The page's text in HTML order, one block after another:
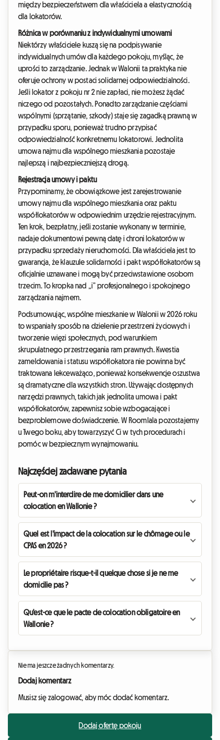
między bezpieczeństwem dla właściciela a elastycznością
dla lokatorów.
Różnica w porównaniu z indywidualnymi umowami
Niektórzy właściciele kuszą się na podpisywanie
indywidualnych umów dla każdego pokoju, myśląc, że
uprości to zarządzanie. Jednak w Walonii ta praktyka nie
oferuje ochrony w postaci solidarnej odpowiedzialności.
Jeśli lokator z pokoju nr 2 nie zapłaci, nie możesz żądać
niczego od pozostałych. Ponadto zarządzanie częściami
wspólnymi (sprzątanie, szkody) staje się zagadką prawną w
przypadku sporu, ponieważ trudno przypisać
odpowiedzialność konkretnemu lokatorowi. Jednolita
umowa najmu dla wspólnego mieszkania pozostaje
najlepszą i najbezpieczniejszą drogą.
Rejestracja umowy i paktu
Przypominamy, że obowiązkowe jest zarejestrowanie
umowy najmu dla wspólnego mieszkania oraz paktu
współlokatorów w odpowiednim urzędzie rejestracyjnym.
Ten krok, bezpłatny, jeśli zostanie wykonany w terminie,
nadaje dokumentowi pewną datę i chroni lokatorów w
przypadku sprzedaży nieruchomości. Dla właściciela jest to
gwarancja, że klauzule solidarności i pakt współlokatorów są
oficjalnie uznawane i mogą być przeciwstawione osobom
trzecim. To kropka nad „i” profesjonalnego i spokojnego
zarządzania najmem.
Podsumowując, wspólne mieszkanie w Walonii w 2026 roku
to wspaniały sposób na dzielenie przestrzeni życiowych i
tworzenie więzi społecznych, pod warunkiem
skrupulatnego przestrzegania ram prawnych. Kwestia
zameldowania i statusu współlokatora nie powinna być
traktowana lekceważąco, ponieważ konsekwencje oszustwa
są dramatyczne dla wszystkich stron. Używając dostępnych
narzędzi prawnych, takich jak jednolita umowa i pakt
współlokatorów, zapewnisz sobie wzbogacające i
bezproblemowe doświadczenie. W Roomlala pozostajemy
u Twego boku, aby towarzyszyć Ci w tych procedurach i
pomóc w bezpiecznym wynajmowaniu.
Najczęściej zadawane pytania
Peut-on m'interdire de me domicilier dans une
colocation en Wallonie ?
Quel est l'impact de la colocation sur le chômage ou le
CPAS en 2026 ?
Le propriétaire risque-t-il quelque chose si je ne me
domicilie pas ?
Qu'est-ce que le pacte de colocation obligatoire en
Wallonie ?
Nie ma jeszcze żadnych komentarzy.
Dodaj komentarz
Musisz się zalogować, aby móc dodać komentarz.
Dodaj ofertę pokoju